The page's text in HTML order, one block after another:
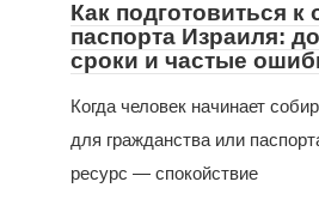
Как подготовиться
паспорта Израиля:
сроки и частые
Когда человек начинает
для гражданства или
ресурс — спокойствие